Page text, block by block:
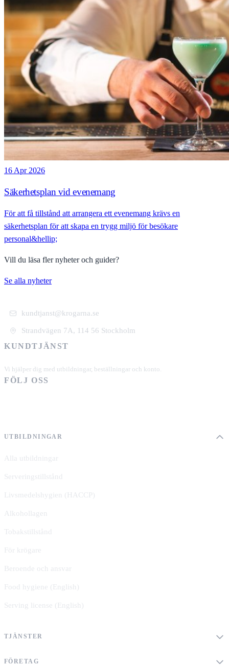
16 Apr 2026
Säkerhetsplan vid evenemang
För att få tillstånd att arrangera ett evenemang krävs en
säkerhetsplan för att skapa en trygg miljö för besökare
personal&hellip;
Vill du läsa fler nyheter och guider?
Se alla nyheter
kundtjanst@krogarna.se
Strandvägen 7A, 114 56 Stockholm
KUNDTJÄNST
Vi hjälper dig med utbildningar, beställningar och konto.
FÖLJ OSS
UTBILDNINGAR
Alla utbildningar
Serveringstillstånd
Livsmedelshygien (HACCP)
Alkohollagen
Tobakstillstånd
För krögare
Beroende och ansvar
Food hygiene (English)
Serving license (English)
TJÄNSTER
FÖRETAG